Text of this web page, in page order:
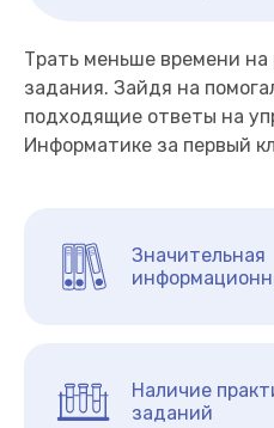
Трать меньше времени
задания. Зайдя на
подходящие ответы на
Информатике за первый
Значительная
Наличие
заданий